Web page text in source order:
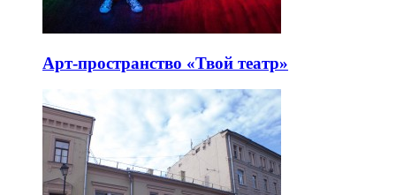
Арт-пространство «Твой театр»